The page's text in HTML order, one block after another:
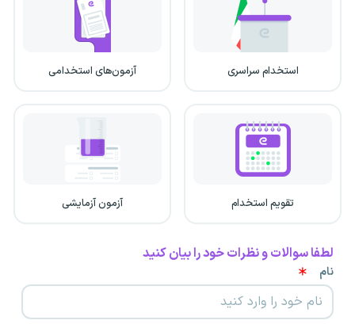
استخدام سراسری آزمون‌های استخدامی
تقویم استخدام آزمون آزمایشی
لطفا سوالات و نظرات خود را بیان کنید
نام